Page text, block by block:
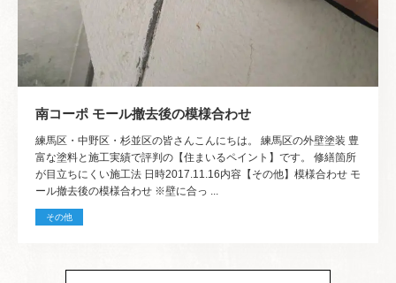
南コーポ モール撤去後の模様合わせ
練馬区・中野区・杉並区の皆さんこんにちは。 練馬区の外壁塗装 豊
富な塗料と施工実績で評判の【住まいるペイント】です。 修繕箇所
が目立ちにくい施工法 日時2017.11.16内容【その他】模様合わせ モ
ール撤去後の模様合わせ ※壁に合っ ...
その他